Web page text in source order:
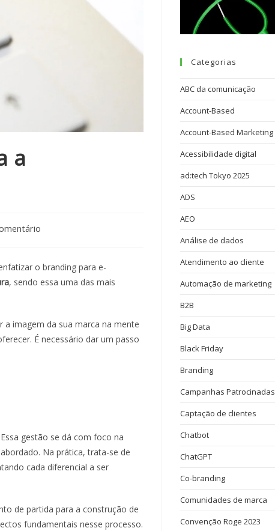
a
o branding para e-
, sendo essa uma das mais
imagem da sua marca na mente
É necessário dar um passo
gestão se dá com foco na
Na prática, trata-se de
cada diferencial a ser
de partida para a construção de
fundamentais nesse processo.
Categorias
ABC da comunicação
Account-Based
Account-Based Marketing
Acessibilidade digital
ad:tech Tokyo 2025
ADS
AEO
Análise de dados
Atendimento ao cliente
Automação de marketing
B2B
Big Data
Black Friday
Branding
Campanhas Patrocinadas
Captação de clientes
Chatbot
ChatGPT
Co-branding
Comunidades de marca
Convenção Roge 2023